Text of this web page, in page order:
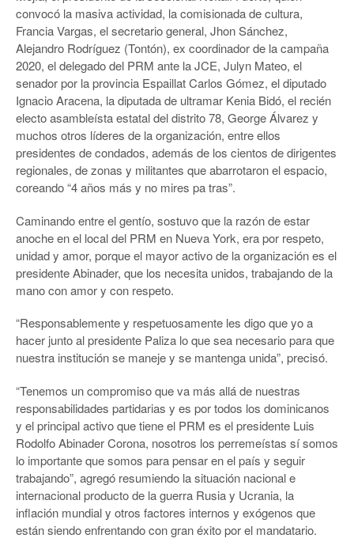
convocó la masiva actividad, la comisionada de cultura,
Francia Vargas, el secretario general, Jhon Sánchez,
Alejandro Rodríguez (Tontón), ex coordinador de la campaña
2020, el delegado del PRM ante la JCE, Julyn Mateo, el
senador por la provincia Espaillat Carlos Gómez, el diputado
Ignacio Aracena, la diputada de ultramar Kenia Bidó, el recién
electo asambleísta estatal del distrito 78, George Álvarez y
muchos otros líderes de la organización, entre ellos
presidentes de condados, además de los cientos de dirigentes
regionales, de zonas y militantes que abarrotaron el espacio,
coreando “4 años más y no mires pa tras”.
Caminando entre el gentío, sostuvo que la razón de estar
anoche en el local del PRM en Nueva York, era por respeto,
unidad y amor, porque el mayor activo de la organización es el
presidente Abinader, que los necesita unidos, trabajando de la
mano con amor y con respeto.
“Responsablemente y respetuosamente les digo que yo a
hacer junto al presidente Paliza lo que sea necesario para que
nuestra institución se maneje y se mantenga unida”, precisó.
“Tenemos un compromiso que va más allá de nuestras
responsabilidades partidarias y es por todos los dominicanos
y el principal activo que tiene el PRM es el presidente Luis
Rodolfo Abinader Corona, nosotros los perremeístas sí somos
lo importante que somos para pensar en el país y seguir
trabajando”, agregó resumiendo la situación nacional e
internacional producto de la guerra Rusia y Ucrania, la
inflación mundial y otros factores internos y exógenos que
están siendo enfrentando con gran éxito por el mandatario.